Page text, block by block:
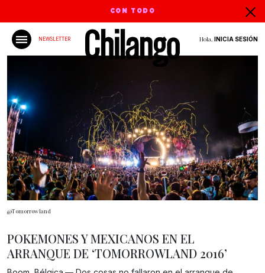
CON TODO
NEWSLETTER Hola, INICIA SESIÓN
@Tomorrowland
POKEMONES Y MEXICANOS EN EL
ARRANQUE DE ‘TOMORROWLAND 2016’